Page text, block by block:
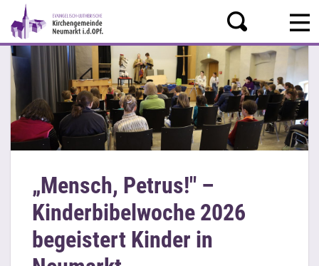
„Mensch, Petrus!" –
Kinderbibelwoche 2026
begeistert Kinder in